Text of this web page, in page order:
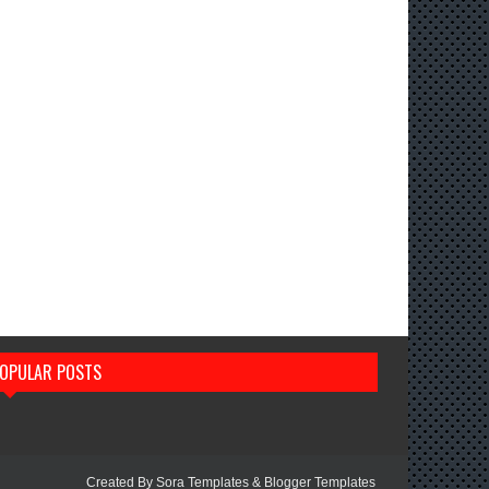
POSTS
Created By Sora Templates & Blogger Templates